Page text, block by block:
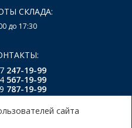
СКЛАДА:
до 17:30
247-19-99
567-19-99
787-19-99
сайта